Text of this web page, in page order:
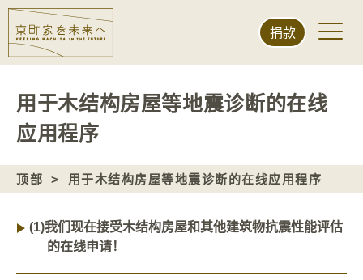
捐款
用于木结构房屋等地震诊断的在线
应用程序
顶部 用于木结构房屋等地震诊断的在线应用程序
(1)我们现在接受木结构房屋和其他建筑物抗震性能评估
的在线申请！